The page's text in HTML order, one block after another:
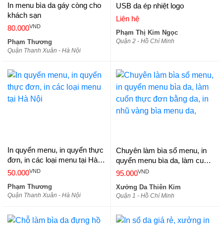
In menu bìa da gáy còng cho
khách sạn
80.000VND
Phạm Thương
Quận Thanh Xuân - Hà Nội
USB da ép nhiệt logo
Liên hệ
Phạm Thị Kim Ngọc
Quận 2 - Hồ Chí Minh
In quyển menu, in quyển thực
đơn, in các loại menu tại Hà
Nội
50.000VND
Phạm Thương
Quận Thanh Xuân - Hà Nội
Chuyên làm bìa sổ menu, in
quyển menu bìa da, làm cuốn
thực đơn bằng da, in nhũ vàng
95.000VND
Xưởng Da Thiên Kim
Quận 1 - Hồ Chí Minh